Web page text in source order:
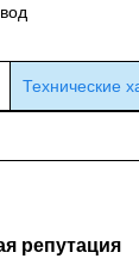
Технические
репутация